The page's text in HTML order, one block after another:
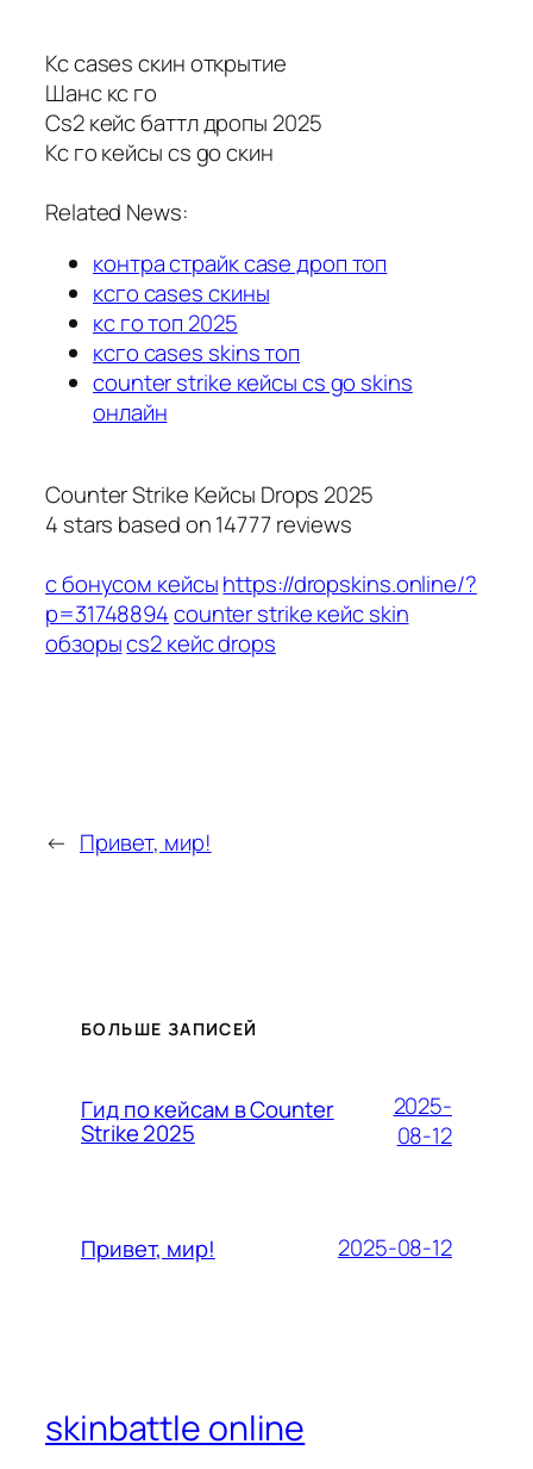
Кс cases скин открытие
Шанс кс го
Cs2 кейс баттл дропы 2025
Кс го кейсы cs go скин
Related News:
контра страйк case дроп топ
ксго cases скины
кс го топ 2025
ксго cases skins топ
counter strike кейсы cs go skins
онлайн
Counter Strike Кейсы Drops 2025
4 stars based on14777reviews
с бонусом кейсыhttps://dropskins.online/?
p=31748894counter strike кейс skin
обзорыcs2 кейс drops
← Привет, мир!
БОЛЬШЕ ЗАПИСЕЙ
Гид по кейсам в Counter
Strike 2025
2025-
08-12
Привет, мир! 2025-08-12
skinbattle online